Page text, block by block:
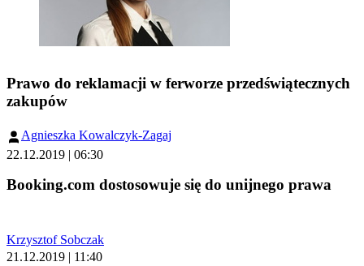
Prawo do reklamacji w ferworze przedświątecznych
zakupów
Agnieszka Kowalczyk-Zagaj
22.12.2019 | 06:30
Booking.com dostosowuje się do unijnego prawa
Krzysztof Sobczak
21.12.2019 | 11:40